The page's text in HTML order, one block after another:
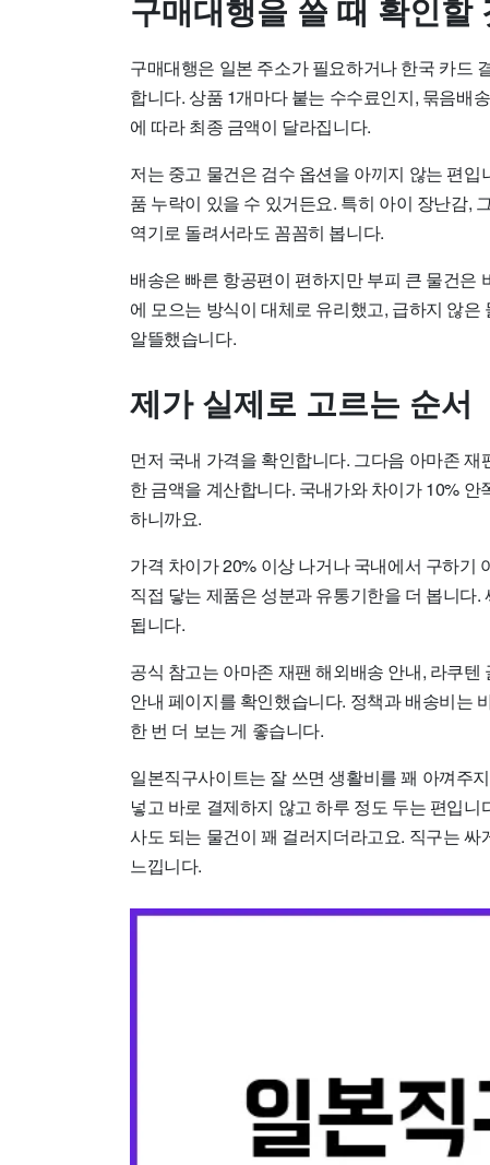
구매대행을 쓸 때 확인할
구매대행은 일본 주소가 필요하거나 한국 카드
합니다. 상품 1개마다 붙는 수수료인지, 묶음배
에 따라 최종 금액이 달라집니다.
저는 중고 물건은 검수 옵션을 아끼지 않는 편
품 누락이 있을 수 있거든요. 특히 아이 장난감,
역기로 돌려서라도 꼼꼼히 봅니다.
배송은 빠른 항공편이 편하지만 부피 큰 물건은
에 모으는 방식이 대체로 유리했고, 급하지 않
알뜰했습니다.
제가 실제로 고르는 순서
먼저 국내 가격을 확인합니다. 그다음 아마존
한 금액을 계산합니다. 국내가와 차이가 10%
하니까요.
가격 차이가 20% 이상 나거나 국내에서 구하기
직접 닿는 제품은 성분과 유통기한을 더 봅니다
됩니다.
공식 참고는 아마존 재팬 해외배송 안내, 라쿠
안내 페이지를 확인했습니다. 정책과 배송비는
한 번 더 보는 게 좋습니다.
일본직구사이트는 잘 쓰면 생활비를 꽤 아껴주
넣고 바로 결제하지 않고 하루 정도 두는 편입
사도 되는 물건이 꽤 걸러지더라고요. 직구는
느낍니다.